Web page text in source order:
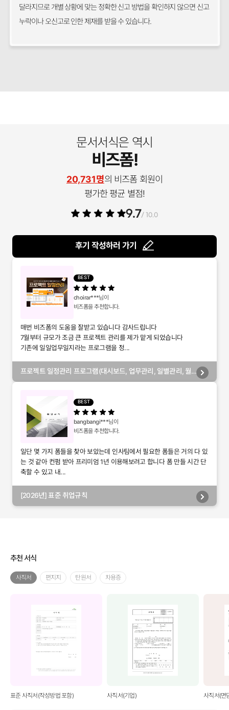
달라지므로 개별 상황에 맞는 정확한 신고 방법을 확인하지 않으면 신고
누락이나 오신고로 인한 제재를 받을 수 있습니다.
문서서식은 역시
비즈폼!
20,731명의 비즈폼 회원이
평가한 평균 별점!
9.7/ 10.0
후기 작성하러 가기
BEST
choirar***님이
비즈폼을 추천합니다.
매번 비즈폼의 도움을 잘받고 있습니다 감사드립니다
7월부터 규모가 조금 큰 프로젝트 관리를 제가 맡게 되었습니다
기존에 일일업무일지라는 프로그램을 정...
프로젝트 일정관리 프로그램(대시보드, 업무관리, 일별관리, 월
BEST
bangbangi***님이
비즈폼을 추천합니다.
일단 몇 가지 폼들을 찾아 보았는데 인사팀에서 필요한 폼들은 거의 다 있
는 것 같아 컨펌 받아 프리미엄 1년 이용해보려고 합니다 폼 만들 시간 단
축할 수 있고 내...
[2026년] 표준 취업규칙
추천 서식
사직서 편지지 탄원서 차용증
표준 사직서(작성방법 포함) 사직서(기업) 사직서(면